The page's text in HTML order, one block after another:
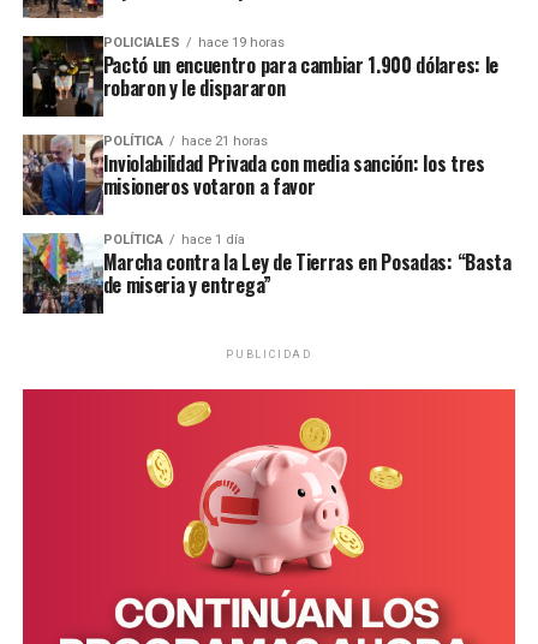
POLICIALES hace 19 horas
Pactó un encuentro para cambiar 1.900 dólares: le
robaron y le dispararon
POLÍTICA hace 21 horas
Inviolabilidad Privada con media sanción: los tres
misioneros votaron a favor
POLÍTICA hace 1 día
Marcha contra la Ley de Tierras en Posadas: “Basta
de miseria y entrega”
PUBLICIDAD